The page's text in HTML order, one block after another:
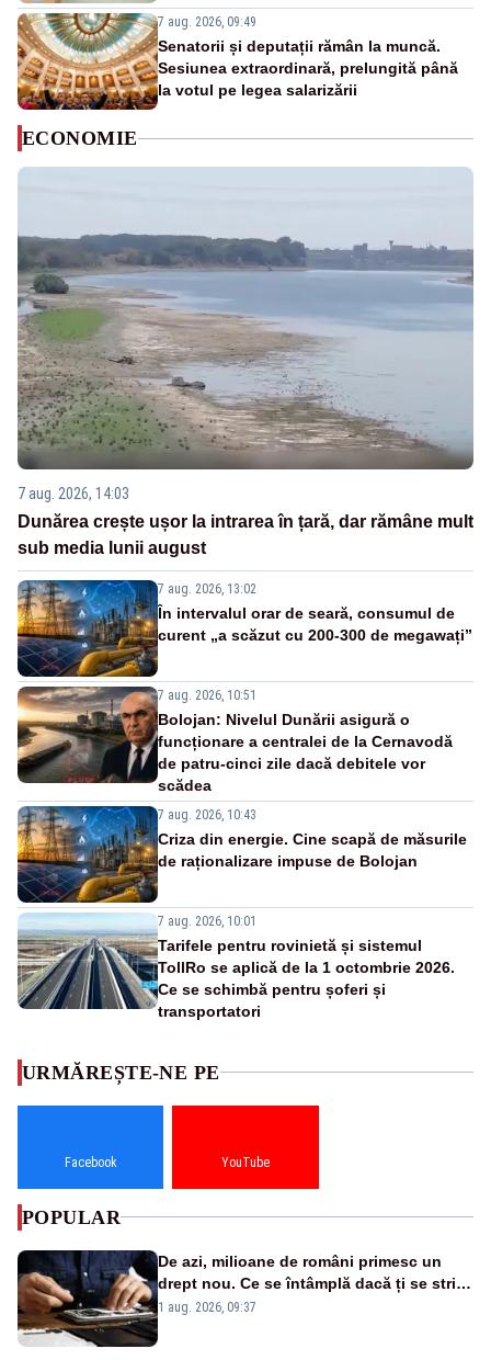
7 aug. 2026, 09:49
Senatorii și deputații rămân la muncă.
Sesiunea extraordinară, prelungită până
la votul pe legea salarizării
ECONOMIE
7 aug. 2026, 14:03
Dunărea crește ușor la intrarea în țară, dar rămâne mult
sub media lunii august
7 aug. 2026, 13:02
În intervalul orar de seară, consumul de
curent „a scăzut cu 200-300 de megawați”
7 aug. 2026, 10:51
Bolojan: Nivelul Dunării asigură o
funcționare a centralei de la Cernavodă
de patru-cinci zile dacă debitele vor
scădea
7 aug. 2026, 10:43
Criza din energie. Cine scapă de măsurile
de raționalizare impuse de Bolojan
7 aug. 2026, 10:01
Tarifele pentru rovinietă și sistemul
TollRo se aplică de la 1 octombrie 2026.
Ce se schimbă pentru șoferi și
transportatori
URMĂREȘTE-NE PE
Facebook YouTube
POPULAR
De azi, milioane de români primesc un
drept nou. Ce se întâmplă dacă ți se strică
un produs
1 aug. 2026, 09:37